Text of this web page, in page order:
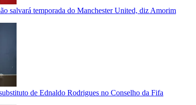
salvará temporada do Manchester United, diz Amorim
de Ednaldo Rodrigues no Conselho da Fifa